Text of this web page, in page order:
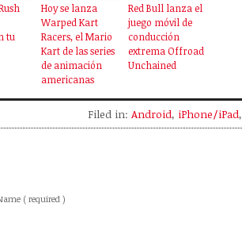
tu
Hoy se lanza
Warped Kart
Racers, el Mario
Kart de las series
de animación
americanas
Red Bull lanza el
juego móvil de
conducción
extrema Offroad
Unchained
Filed in: Android, iPhone/iPad,
( required )